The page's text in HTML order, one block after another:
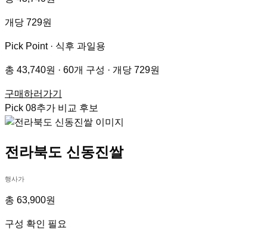
개당 729원
Pick Point · 식후 과일용
총 43,740원 · 60개 구성 · 개당 729원
구매하러가기
Pick 08추가 비교 후보
전라북도 신동진쌀
행사가
총 63,900원
구성 확인 필요